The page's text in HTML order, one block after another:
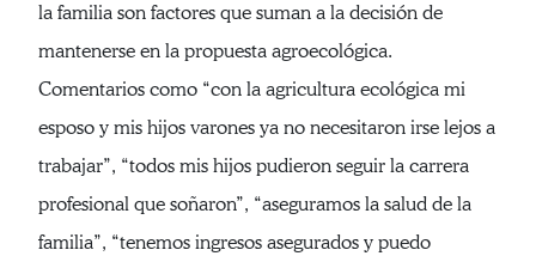
la familia son factores que suman a la decisión de
mantenerse en la propuesta agroecológica.
Comentarios como “con la agricultura ecológica mi
esposo y mis hijos varones ya no necesitaron irse lejos a
trabajar”, “todos mis hijos pudieron seguir la carrera
profesional que soñaron”, “aseguramos la salud de la
familia”, “tenemos ingresos asegurados y puedo